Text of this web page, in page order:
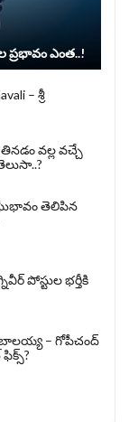
ప్రభావం ఎంత..!
– శ్రీ
తిన‌డం వ‌ల్ల వచ్చే
తెలిపిన
పోస్టుల భర్తీకి
: బాలయ్య – గోపీచంద్